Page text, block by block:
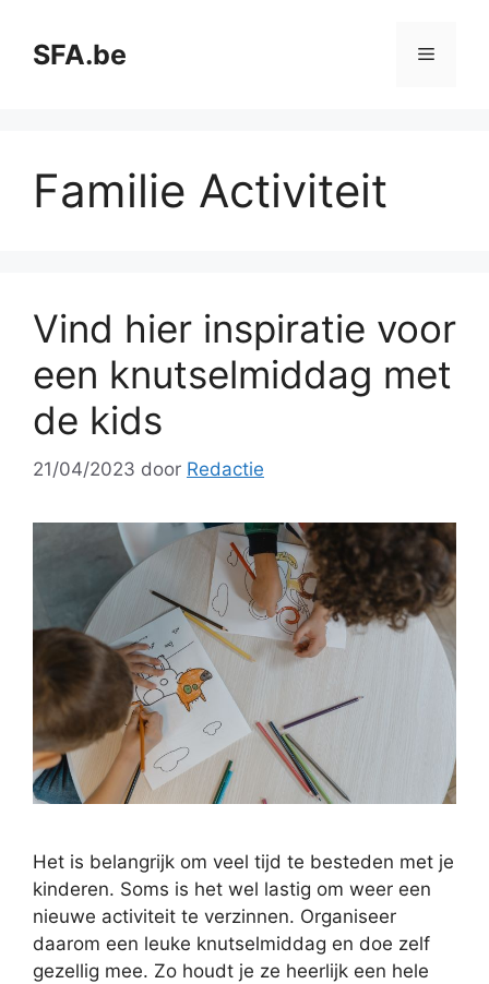
naarSFA.be Menu
Familie Activiteit
Vind hier inspiratie voor
een knutselmiddag met
de kids
21/04/2023 door Redactie
Het is belangrijk om veel tijd te besteden met je
kinderen. Soms is het wel lastig om weer een
nieuwe activiteit te verzinnen. Organiseer
daarom een leuke knutselmiddag en doe zelf
gezellig mee. Zo houdt je ze heerlijk een hele